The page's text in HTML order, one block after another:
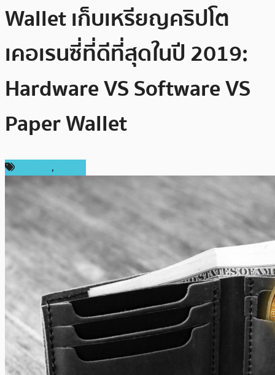
Wallet เก็บเหรียญคริปโต
เคอเรนซี่ที่ดีที่สุดในปี 2019:
Hardware VS Software VS
Paper Wallet
,